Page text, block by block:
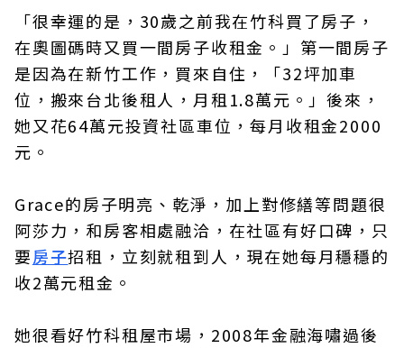
「很幸運的是，30歲之前我在竹科買了房子，
在奧圖碼時又買一間房子收租金。」第一間房子
是因為在新竹工作，買來自住，「32坪加車
位，搬來台北後租人，月租1.8萬元。」後來，
她又花64萬元投資社區車位，每月收租金2000
元。
Grace的房子明亮、乾淨，加上對修繕等問題很
阿莎力，和房客相處融洽，在社區有好口碑，只
要房子招租，立刻就租到人，現在她每月穩穩的
收2萬元租金。
她很看好竹科租屋市場，2008年金融海嘯過後